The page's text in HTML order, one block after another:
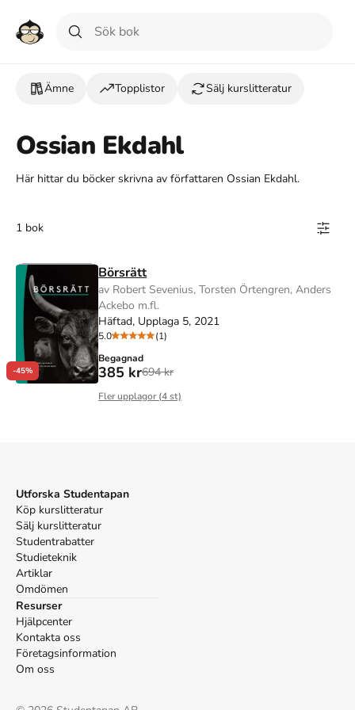
Ämne Topplistor Sälj kurslitteratur
Ossian Ekdahl
Här hittar du böcker skrivna av författaren Ossian Ekdahl.
1 bok
-45%
Börsrätt
av Robert Sevenius, Torsten Örtengren, Anders
Ackebo m.fl.
Häftad, Upplaga 5, 2021
5.0
(1)
Begagnad
385 kr694 kr
Fler upplagor (4st)
Utforska Studentapan
Köp kurslitteratur
Sälj kurslitteratur
Studentrabatter
Studieteknik
Artiklar
Omdömen
Resurser
Hjälpcenter
Kontakta oss
Företagsinformation
Om oss